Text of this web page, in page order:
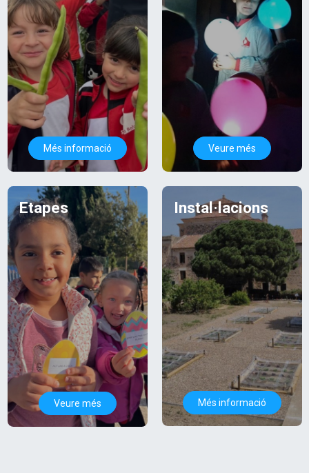
Més informació Veure més
Etapes
Veure més
Instal·lacions
Més informació